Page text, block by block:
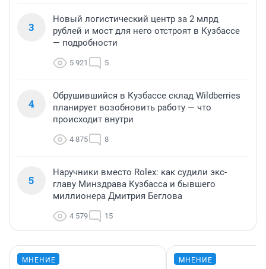
3
Новый логистический центр за 2 млрд
рублей и мост для него отстроят в Кузбассе
— подробности
5 921 5
4
Обрушившийся в Кузбассе склад Wildberries
планирует возобновить работу — что
происходит внутри
4 875 8
5
Наручники вместо Rolex: как судили экс-
главу Минздрава Кузбасса и бывшего
миллионера Дмитрия Беглова
4 579 15
МНЕНИЕ МНЕНИЕ